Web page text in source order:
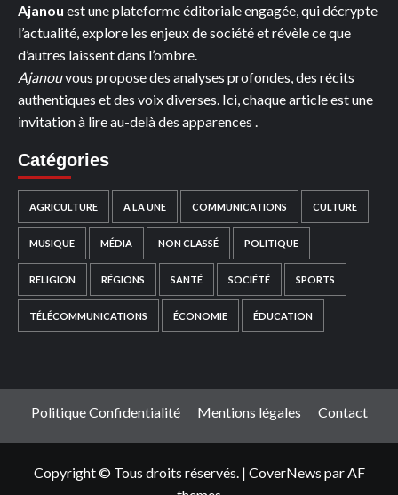
Ajanou est une plateforme éditoriale engagée, qui décrypte
l’actualité, explore les enjeux de société et révèle ce que
d’autres laissent dans l’ombre.
Ajanouvous propose des analyses profondes, des récits
authentiques et des voix diverses. Ici, chaque article est une
invitation à lire au-delà des apparences .
Catégories
AGRICULTURE A LA UNE COMMUNICATIONS CULTURE
MUSIQUE MÉDIA NON CLASSÉ POLITIQUE
RELIGION RÉGIONS SANTÉ SOCIÉTÉ SPORTS
TÉLÉCOMMUNICATIONS ÉCONOMIE ÉDUCATION
Politique Confidentialité Mentions légales Contact
Copyright © Tous droits réservés. | CoverNews par AF